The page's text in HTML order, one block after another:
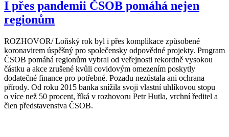
I přes pandemii ČSOB pomáhá nejen
regionům
ROZHOVOR/ Loňský rok byl i přes komplikace způsobené
koronavirem úspěšný pro společensky odpovědné projekty. Program
ČSOB pomáhá regionům vybral od veřejnosti rekordně vysokou
částku a akce zrušené kvůli covidovým omezením poskytly
dodatečné finance pro potřebné. Pozadu nezůstala ani ochrana
přírody. Od roku 2015 banka snížila svoji vlastní uhlíkovou stopu
o více než 50 procent, říká v rozhovoru Petr Hutla, vrchní ředitel a
člen představenstva ČSOB.